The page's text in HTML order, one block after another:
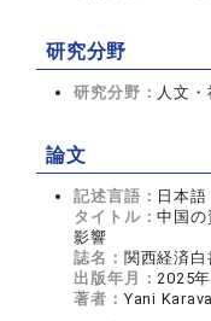
研究分野
研究分野： 人文
論文
記述言語： 日本語
タイトル：中国の
影響
誌名： 関西経済白
出版年月：2025
著者： Yani